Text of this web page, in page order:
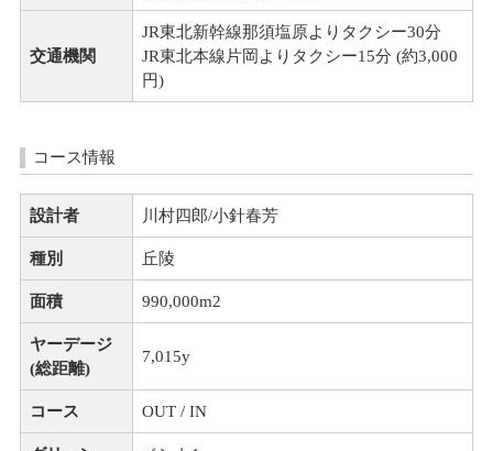
交通機関
JR東北新幹線那須塩原よりタクシー30分
JR東北本線片岡よりタクシー15分 (約3,000
円)
コース情報
設計者 川村四郎/小針春芳
種別 丘陵
面積 990,000m2
ヤーデージ
(総距離)
7,015y
コース OUT / IN